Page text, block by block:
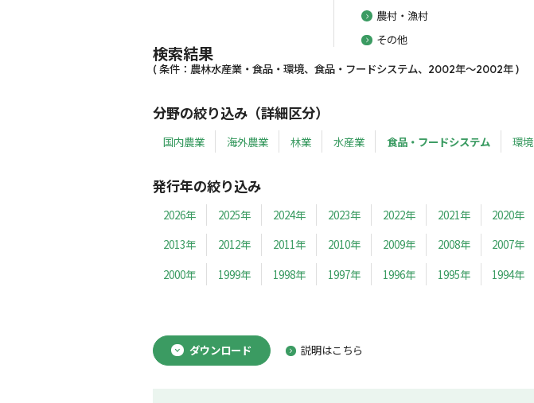
農村・漁村
その他
検索結果
( 条件：農林水産業・食品・環境、食品・フードシステム、2002年～2002年 )
分野の絞り込み（詳細区分）
国内農業 海外農業 林業 水産業 食品・フードシステム 環境
発行年の絞り込み
2026年 2025年 2024年 2023年 2022年 2021年 2020年
2013年
2012年 2011年 2010年 2009年 2008年 2007年
2000年
1999年 1998年 1997年 1996年 1995年 1994年
ダウンロード 説明はこちら